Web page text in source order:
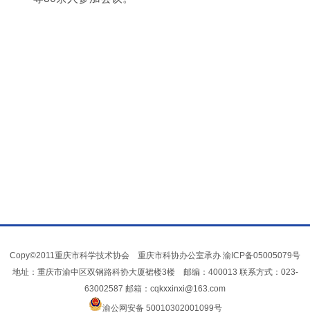
Copy©2011重庆市科学技术协会 重庆市科协办公室承办 渝ICP备05005079号
地址：重庆市渝中区双钢路科协大厦裙楼3楼 邮编：400013 联系方式：023-
63002587 邮箱：cqkxxinxi@163.com
渝公网安备 50010302001099号